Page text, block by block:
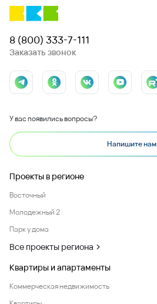
8 (800) 333-7-111
Заказать звонок
У вас появились вопросы?
Напишите нам
Проекты в регионе
Восточный
Молодежный 2
Парк у дома
Все проекты региона
Квартиры и апартаменты
Коммерческая недвижимость